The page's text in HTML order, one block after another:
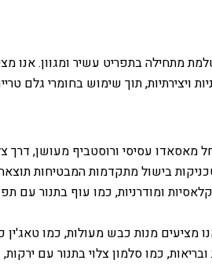
מתחילה בתפריט עשיר ומגוון.
תוך שימוש בחומרי גלם
מאסאדו עסיסי ורוסטביף מעושן, דרך
בישול מתקדמות המבטיחות
ומודרניות, כמו עוף בתנור
מציעים מנות כבש מעולות, כמו
כמו סלמון צלוי בתנור עם